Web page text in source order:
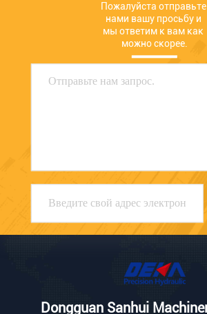
Пожалуйста отправьте
нами вашу просьбу и
мы ответим к вам как
можно скорее.
Dongguan Sanhui